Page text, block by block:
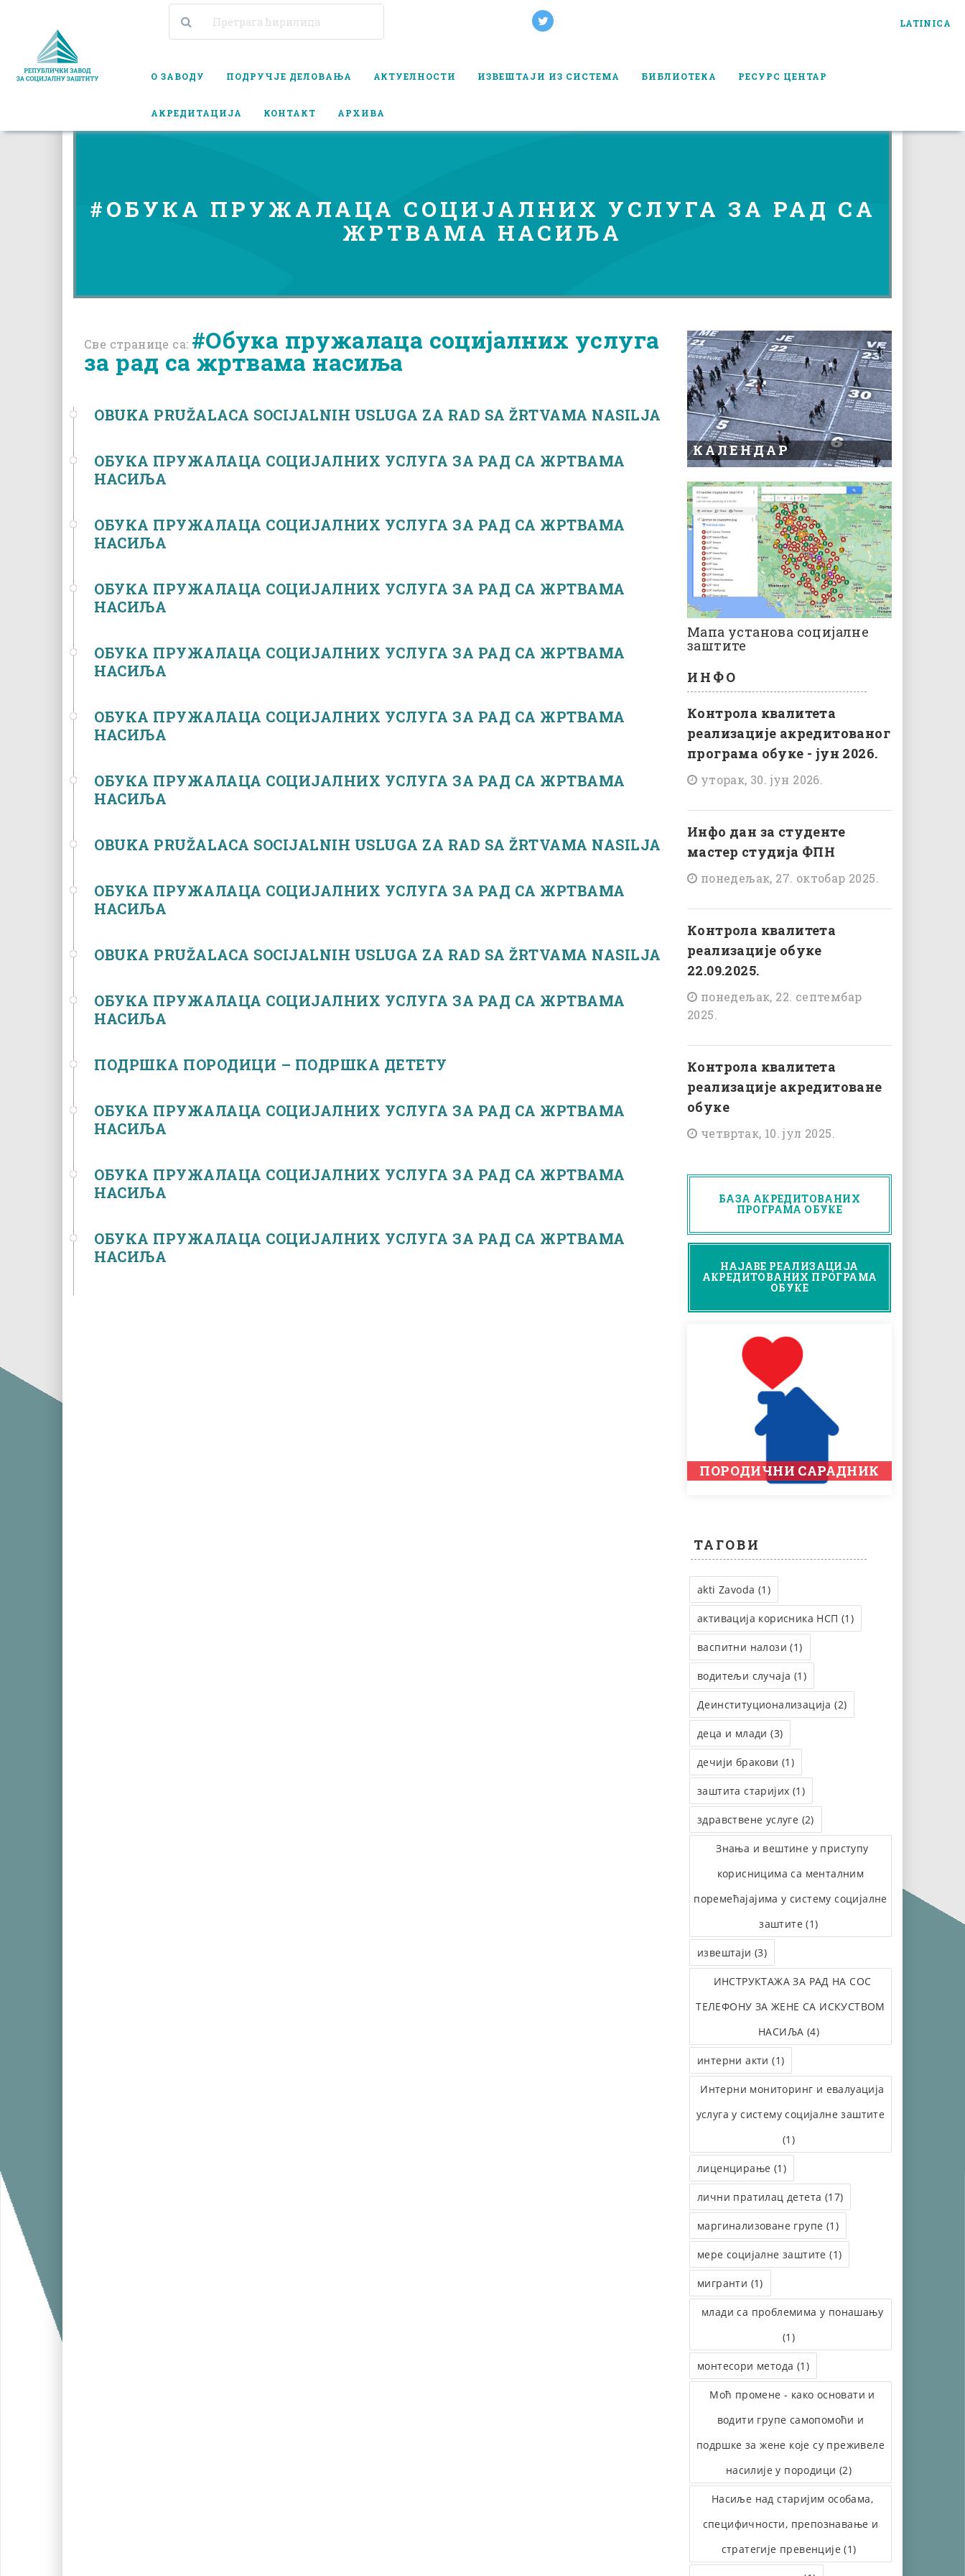
LATINICA
О ЗАВОДУ ПОДРУЧЈЕ ДЕЛОВАЊА АКТУЕЛНОСТИ ИЗВЕШТАЈИ ИЗ СИСТЕМА БИБЛИОТЕКА РЕСУРС ЦЕНТАР
АКРЕДИТАЦИЈА КОНТАКТ АРХИВА
#ОБУКА ПРУЖАЛАЦА СОЦИЈАЛНИХ УСЛУГА ЗА РАД СА
ЖРТВАМА НАСИЉА
Све странице са: #Обука пружалаца социјалних услуга
за рад са жртвама насиља
OBUKA PRUŽALACA SOCIJALNIH USLUGA ZA RAD SA ŽRTVAMA NASILJA
ОБУКА ПРУЖАЛАЦА СОЦИЈАЛНИХ УСЛУГА ЗА РАД СА ЖРТВАМА
НАСИЉА
ОБУКА ПРУЖАЛАЦА СОЦИЈАЛНИХ УСЛУГА ЗА РАД СА ЖРТВАМА
НАСИЉА
ОБУКА ПРУЖАЛАЦА СОЦИЈАЛНИХ УСЛУГА ЗА РАД СА ЖРТВАМА
НАСИЉА
ОБУКА ПРУЖАЛАЦА СОЦИЈАЛНИХ УСЛУГА ЗА РАД СА ЖРТВАМА
НАСИЉА
ОБУКА ПРУЖАЛАЦА СОЦИЈАЛНИХ УСЛУГА ЗА РАД СА ЖРТВАМА
НАСИЉА
ОБУКА ПРУЖАЛАЦА СОЦИЈАЛНИХ УСЛУГА ЗА РАД СА ЖРТВАМА
НАСИЉА
OBUKA PRUŽALACA SOCIJALNIH USLUGA ZA RAD SA ŽRTVAMA NASILJA
ОБУКА ПРУЖАЛАЦА СОЦИЈАЛНИХ УСЛУГА ЗА РАД СА ЖРТВАМА
НАСИЉА
OBUKA PRUŽALACA SOCIJALNIH USLUGA ZA RAD SA ŽRTVAMA NASILJA
ОБУКА ПРУЖАЛАЦА СОЦИЈАЛНИХ УСЛУГА ЗА РАД СА ЖРТВАМА
НАСИЉА
ПОДРШКА ПОРОДИЦИ – ПОДРШКА ДЕТЕТУ
ОБУКА ПРУЖАЛАЦА СОЦИЈАЛНИХ УСЛУГА ЗА РАД СА ЖРТВАМА
НАСИЉА
ОБУКА ПРУЖАЛАЦА СОЦИЈАЛНИХ УСЛУГА ЗА РАД СА ЖРТВАМА
НАСИЉА
ОБУКА ПРУЖАЛАЦА СОЦИЈАЛНИХ УСЛУГА ЗА РАД СА ЖРТВАМА
НАСИЉА
КАЛЕНДАР
Мапа установа социјалне
заштите
ИНФО
Контрола квалитета
реализације акредитованог
програма обуке - јун 2026.
уторак, 30. јун 2026.
Инфо дан за студенте
мастер студија ФПН
понедељак, 27. октобар 2025.
Контрола квалитета
реализације обуке
22.09.2025.
понедељак, 22. септембар
2025.
Контрола квалитета
реализације акредитоване
обуке
четвртак, 10. јул 2025.
БАЗА АКРЕДИТОВАНИХ
ПРОГРАМА ОБУКЕ
НАЈАВЕ РЕАЛИЗАЦИЈА
АКРЕДИТОВАНИХ ПРОГРАМА
ОБУКЕ
ПОРОДИЧНИ САРАДНИК
ТАГОВИ
akti Zavoda (1)
активација корисника НСП (1)
васпитни налози (1)
водитељи случаја (1)
Деинституционализација (2)
деца и млади (3)
дечији бракови (1)
заштита старијих (1)
здравствене услуге (2)
Знања и вештине у приступу
корисницима са менталним
поремећајајима у систему социјалне
заштите (1)
извештаји (3)
ИНСТРУКТАЖА ЗА РАД НА СОС
ТЕЛЕФОНУ ЗА ЖЕНЕ СА ИСКУСТВОМ
НАСИЉА (4)
интерни акти (1)
Интерни мониторинг и евалуација
услуга у систему социјалне заштите
(1)
лиценцирање (1)
лични пратилац детета (17)
маргинализоване групе (1)
мере социјалне заштите (1)
мигранти (1)
млади са проблемима у понашању
(1)
монтесори метода (1)
Моћ промене - како основати и
водити групе самопомоћи и
подршке за жене које су преживеле
насилије у породици (2)
Насиље над старијим особама,
специфичности, препознавање и
стратегије превенције (1)